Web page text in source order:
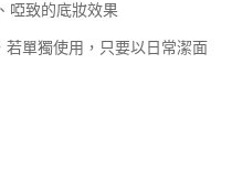
啞致的底妝效果
單獨使用，只要以日常潔面